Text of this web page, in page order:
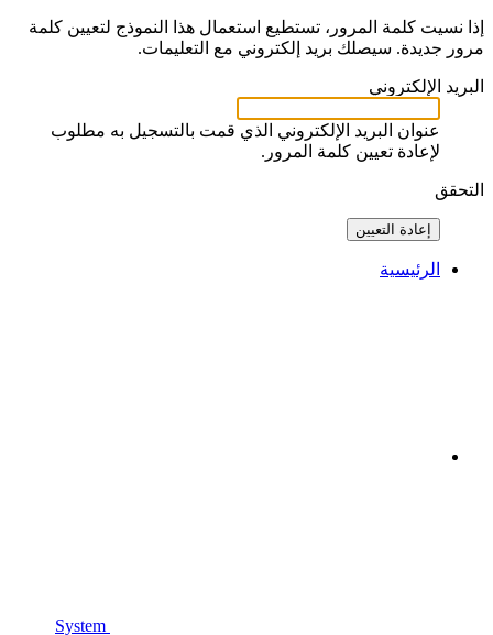
إذا نسيت كلمة المرور، تستطيع استعمال هذا النموذج لتعيين كلمة
مرور جديدة. سيصلك بريد إلكتروني مع التعليمات.
البريد الإلكتروني
عنوان البريد الإلكتروني الذي قمت بالتسجيل به مطلوب
لإعادة تعيين كلمة المرور.
التحقق
إعادة التعيين
الرئيسية